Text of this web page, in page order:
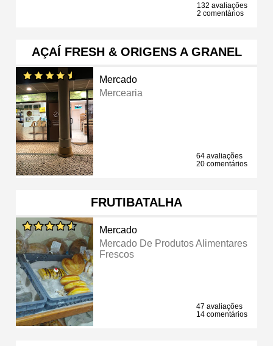
132 avaliações
2 comentários
AÇAÍ FRESH & ORIGENS A GRANEL
Mercado
Mercearia
64 avaliações
20 comentários
FRUTIBATALHA
Mercado
Mercado De Produtos Alimentares
Frescos
47 avaliações
14 comentários